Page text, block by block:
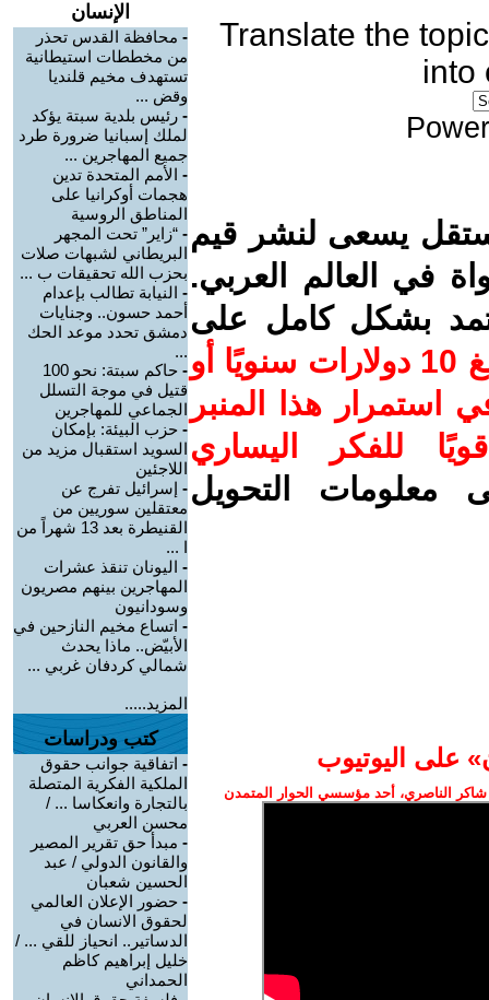
Translate the topic
into
يسعى لنشر قيم
في العالم العربي.
بشكل كامل على
ساهم/ي معنا! بدعمكم بمبلغ 10 دولارات سنويًا أو
استمرار هذا المنبر
للفكر اليساري
معلومات التحويل
على اليوتيوب
الناصري، أحد مؤسسي الحوار المتمدن
الإنسان
- محافظة القدس تحذر
من مخططات استيطانية
تستهدف مخيم قلنديا
وقض ...
- رئيس بلدية سبتة يؤكد
لملك إسبانيا ضرورة طرد
جميع المهاجرين ...
- الأمم المتحدة تدين
هجمات أوكرانيا على
المناطق الروسية
- “زاير” تحت المجهر
البريطاني لشبهات صلات
بحزب الله تحقيقات ب ...
- النيابة تطالب بإعدام
أحمد حسون.. وجنايات
دمشق تحدد موعد الحك
...
-
حاكم سبتة: نحو 100
قتيل في موجة التسلل
الجماعي للمهاجرين
- حزب البيئة: بإمكان
السويد استقبال مزيد من
اللاجئين
- إسرائيل تفرج عن
معتقلين سوريين من
القنيطرة بعد 13 شهراً من
ا ...
- اليونان تنقذ عشرات
المهاجرين بينهم مصريون
وسودانيون
- اتساع مخيم النازحين في
الأبيّض.. ماذا يحدث
شمالي كردفان غربي ...
المزيد.....
كتب ودراسات
- اتفاقية جوانب حقوق
الملكية الفكرية المتصلة
بالتجارة وانعكاسا ... /
محسن العربي
- مبدأ حق تقرير المصير
والقانون الدولي / عبد
الحسين شعبان
- حضور الإعلان العالمي
لحقوق الانسان في
الدساتير.. انحياز للقي ... /
خليل إبراهيم كاظم
الحمداني